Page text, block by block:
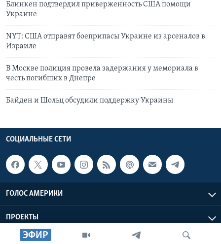
ЭФИР
Блинкен подтвердил приверженность США помощи
Украине
NYT: США отправят боеприпасы Украине из арсеналов в
Израиле
В Москве полиция провела задержания у мемориала в
честь погибших в Днепре
Байден и Шольц обсудили поддержку Украины
СОЦИАЛЬНЫЕ СЕТИ
ГОЛОС АМЕРИКИ
ПРОЕКТЫ